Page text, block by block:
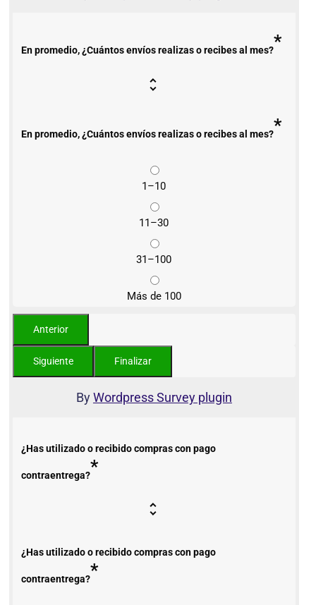
En promedio, ¿Cuántos envíos realizas o recibes al mes?*
En promedio, ¿Cuántos envíos realizas o recibes al mes?*
1–10
11–30
31–100
Más de 100
ByWordpress Survey plugin
¿Has utilizado o recibido compras con pago
contraentrega?*
¿Has utilizado o recibido compras con pago
contraentrega?*